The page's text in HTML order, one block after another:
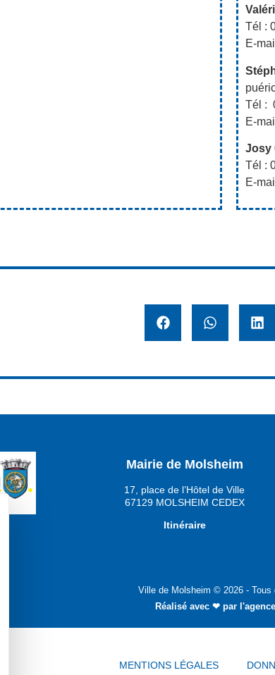
Tél :
E-
Tél :
E-
Josy
Tél :
E-
Mairie de Molsheim
17, place de l’Hôtel de Ville
67129 MOLSHEIM CEDEX
Itinéraire
Ville de Molsheim © 2026 - Tous
Réalisé avec ❤ par
MENTIONS LÉGALES